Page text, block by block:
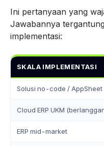
Ini pertanyaan yang
Jawabannya
implementasi:
SKALA IMPLEMENTASI
Solusi no-code / AppSheet
Cloud ERP UKM
ERP mid-market